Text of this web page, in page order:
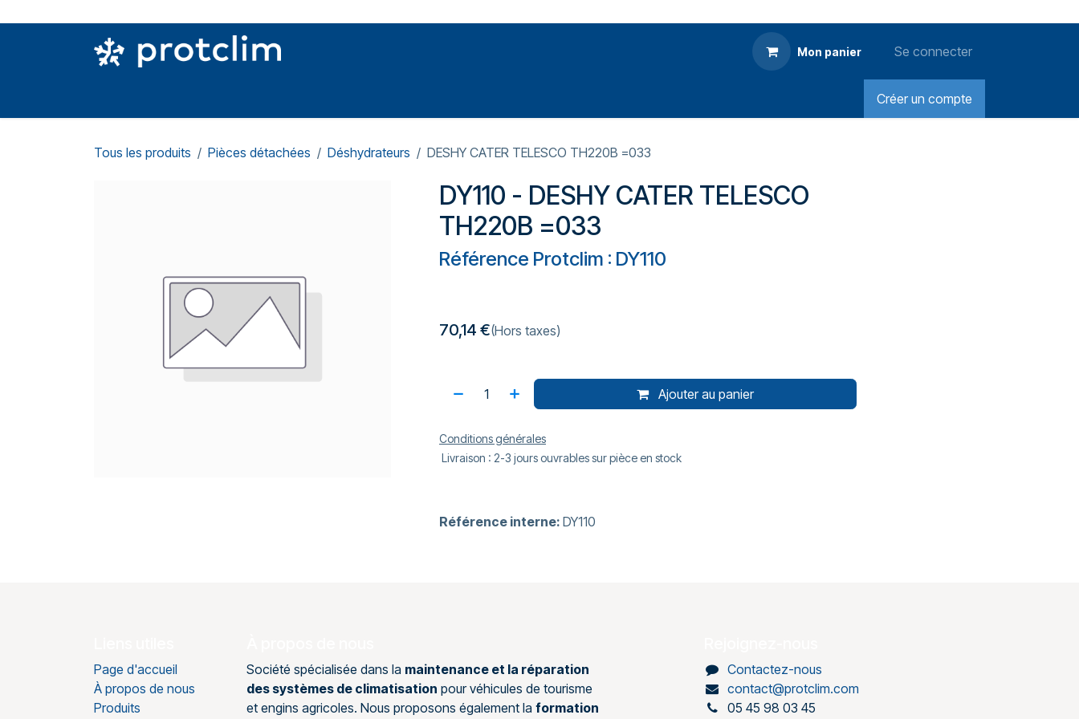
Mon panier Se connecter
Créer un compte
Tous les produits Pièces détachées Déshydrateurs DESHY CATER TELESCO TH220B =033
DY110 - DESHY CATER TELESCO
TH220B =033
Référence Protclim : DY110
70,14 €(Hors taxes)
Ajouter au panier
Conditions générales
Livraison : 2-3 jours ouvrables sur pièce en stock
Référence interne: DY110
Page d'accueil
À propos de nous
Produits
Société spécialisée dans la maintenance et la réparation
des systèmes de climatisation pour véhicules de tourisme
et engins agricoles. Nous proposons également la formation
Contactez-nous
contact@protclim.com
05 45 98 03 45